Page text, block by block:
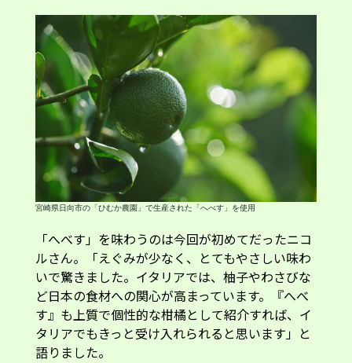
宮崎県日向市の「ひむか農園」で生産された「へべす」を使用
「へべす」を味わうのは今回が初めてだったニコ
ルさん。「えぐみが少なく、とてもやさしい味わ
いで驚きました。イタリアでは、柚子やわさびな
ど日本の食材への関心が高まっています。『へべ
す』も上質で個性的な柑橘として紹介すれば、イ
タリアでもきっと受け入れられると思います」と
語りました。